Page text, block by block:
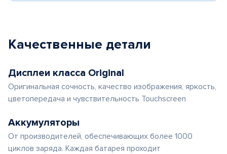
Качественные детали
Дисплеи класса Original
Оригинальная сочность, качество изображения, яркость,
цветопередача и чувствительность Touchscreen
Аккумуляторы
От производителей, обеспечивающих более 1000
циклов заряда. Каждая батарея проходит